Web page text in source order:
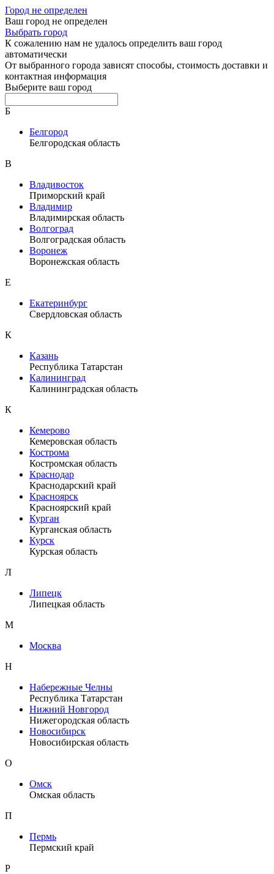
Город не определен
Ваш город не определен
Выбрать город
К сожалению нам не удалось определить ваш город
автоматически
От выбранного города зависят способы, стоимость доставки и
контактная информация
Выберите ваш город
Б
Белгород
Белгородская область
В
Владивосток
Приморский край
Владимир
Владимирская область
Волгоград
Волгоградская область
Воронеж
Воронежская область
Е
Екатеринбург
Свердловская область
К
Казань
Республика Татарстан
Калининград
Калининградская область
К
Кемерово
Кемеровская область
Кострома
Костромская область
Краснодар
Краснодарский край
Красноярск
Красноярский край
Курган
Курганская область
Курск
Курская область
Л
Липецк
Липецкая область
М
Москва
Н
Набережные Челны
Республика Татарстан
Нижний Новгород
Нижегородская область
Новосибирск
Новосибирская область
О
Омск
Омская область
П
Пермь
Пермский край
Р